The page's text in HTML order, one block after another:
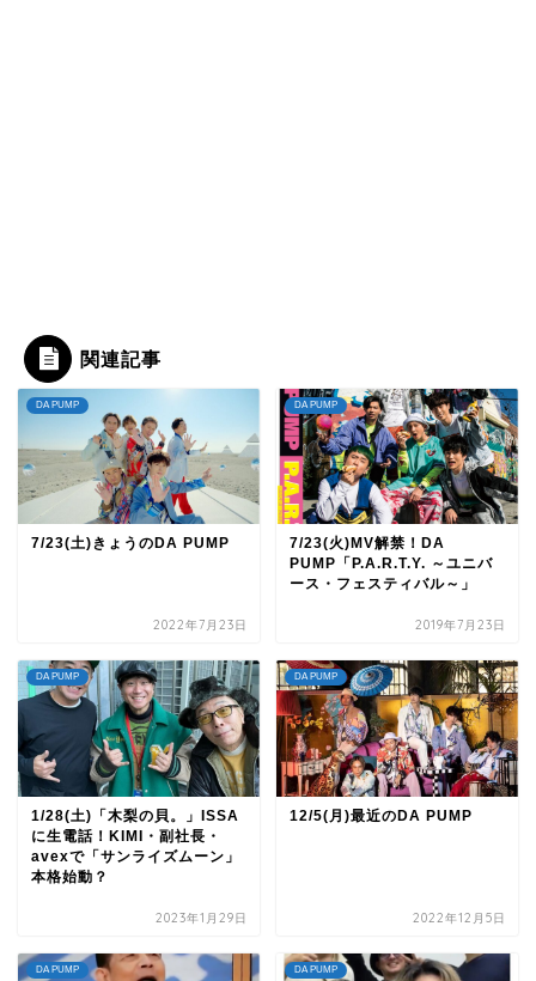
関連記事
DA PUMP
7/23(土)きょうのDA PUMP
2022年7月23日
DA PUMP
7/23(火)MV解禁！DA
PUMP「P.A.R.T.Y. ～ユニバ
ース・フェスティバル～」
2019年7月23日
DA PUMP
1/28(土)「木梨の貝。」ISSA
に生電話！KIMI・副社長・
avexで「サンライズムーン」
本格始動？
2023年1月29日
DA PUMP
12/5(月)最近のDA PUMP
2022年12月5日
DA PUMP DA PUMP